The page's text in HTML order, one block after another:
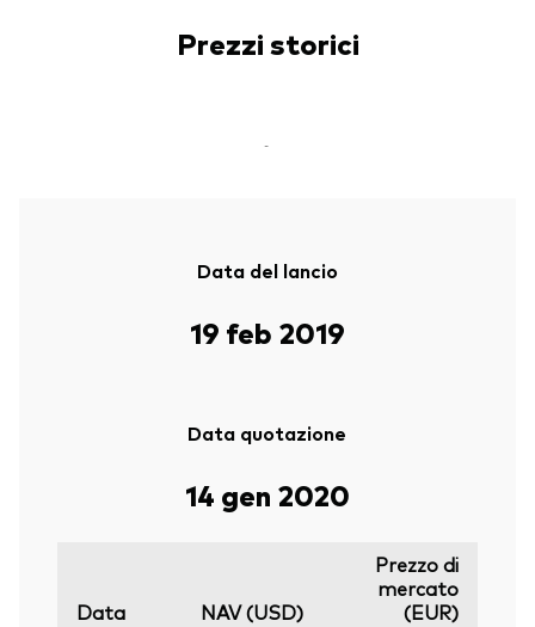
Prezzi storici
-
Data del lancio
19 feb 2019
Data quotazione
14 gen 2020
Data NAV (USD)
Prezzo di
mercato
(EUR)